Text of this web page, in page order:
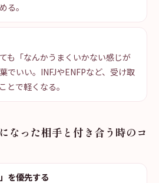
る。
も「なんかうまくいかない感じが
でいい。INFJやENFPなど、受け取
とで軽くなる。
なった相手と付き合う時のコ
を優先する